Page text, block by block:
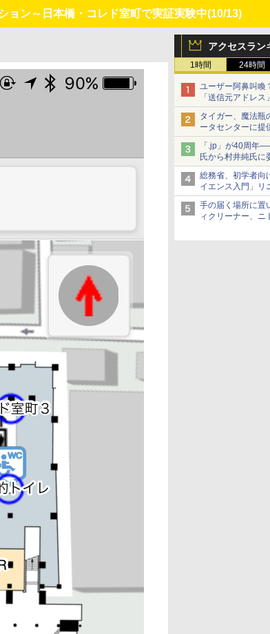
ョン～日本橋・コレド室町で実証実験中(10/13)
アクセスラン
1時間 24時間
ユーザー阿鼻叫喚
「送信元アドレ
【やじうまWatch
タイガー、魔法瓶
ータセンターに提
で 「ステンレス
「.jp」が40周年
氏から村井純氏
総務省、初学者向
イエンス入門」
手の届く場所に置
ィクリーナー、